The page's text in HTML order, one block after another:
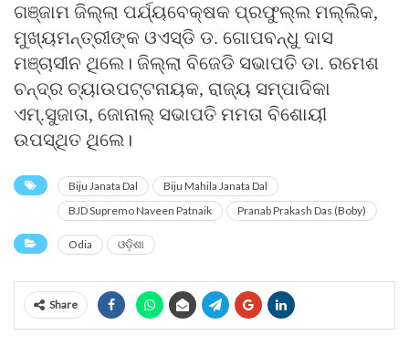
ଗଞ୍ଜାମ ଜିଲ୍ଲା ପର୍ଯ୍ୟବେକ୍ଷକ ପ୍ରଫୁଲ୍ଲ ମଲ୍ଲିକ,
ମୁଖ୍ୟମନ୍ତ୍ରୀଙ୍କ ଓଏସ୍‌ଡି ଡ. ଗୋପବନ୍ଧୁ ଦାସ
ମଞ୍ଚାସୀନ ଥିଲେ। ଜିଲ୍ଲା ବିଜେଡି ସଭାପତି ଡା. ରମେଶ
ଚନ୍ଦ୍ର ଚ୍ୟାଉପଟ୍ଟନାୟକ, ରାଜ୍ୟ ସମ୍ପାଦିକା
ଏମ୍.ସୁଜାତା, ଜୋନାଲ୍ ସଭାପତି ମମତା ବିଶୋୟୀ
ଉପସ୍ଥିତ ଥିଲେ।
Biju Janata Dal
Biju Mahila Janata Dal
BJD Supremo Naveen Patnaik
Pranab Prakash Das (Boby)
Odia ଓଡ଼ିଶା
Share